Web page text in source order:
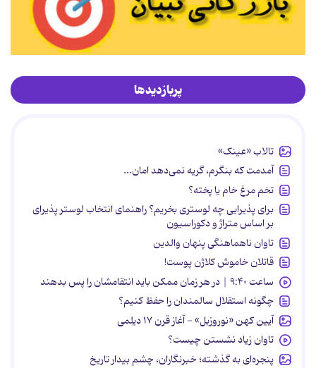
پربازدیدها
تالاب «عینک»
آمدمت که بنگرم، گریه نمی‌دهد امان...
تخم مرغ خام یا پخته؟
برای پذیرایی چه لوستری بخریم؟ راهنمای انتخاب لوستر پذیرای
بر اساس متراژ و دکوراسیون
تاوان ناهماهنگی پنهان والدین
قاتلان خاموش کلاژن پوست!
ساعت ۹:۴۰ | در هر زمان ممکن باید انتقامشان را پس بدهند
چگونه استقلال سالمندان را حفظ کنیم؟
آیین کهن «نوروزبل» - آغاز قرن ۱۷ دیلمی
تاوان زیاد نشستن چیست؟
پنجره‌ای به گذشته؛ خبرنگاران، چشم بیدار تاریخ